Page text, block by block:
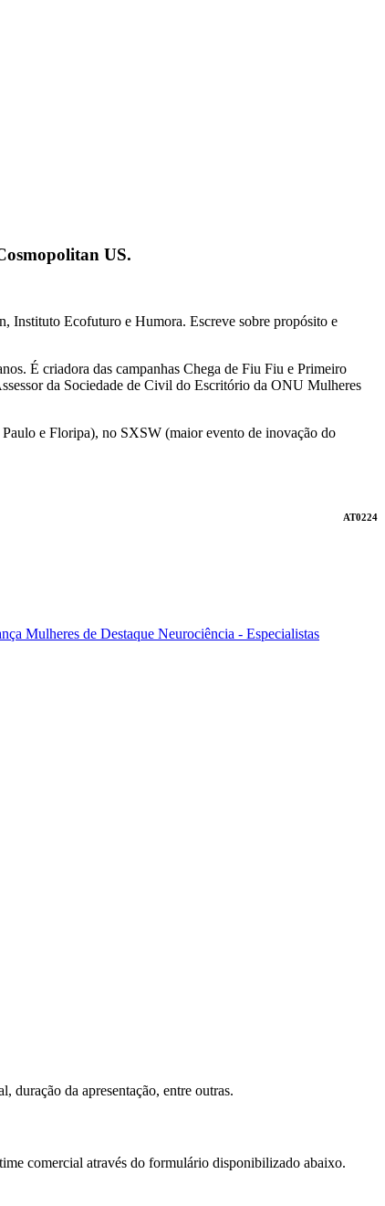
US.
Instituto Ecofuturo e Humora. Escreve sobre propósito e
É criadora das campanhas Chega de Fiu Fiu e Primeiro
da Sociedade de Civil do Escritório da ONU Mulheres
e Floripa), no SXSW (maior evento de inovação do
AT0224
Mulheres de Destaque Neurociência - Especialistas
duração da apresentação, entre outras.
comercial através do formulário disponibilizado abaixo.